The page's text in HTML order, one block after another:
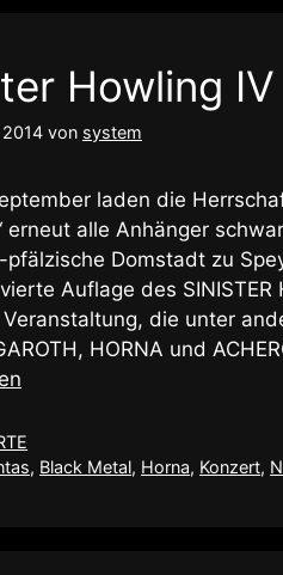
Howling
von system
laden die
erneut alle Anhänger
pfälzische Domstadt zu
Auflage des
die unter
HORNA und
, Black Metal, Horna, Konzert,